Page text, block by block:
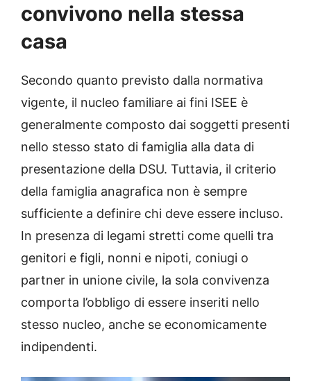
convivono nella stessa
casa
Secondo quanto previsto dalla normativa
vigente, il nucleo familiare ai fini ISEE è
generalmente composto dai soggetti presenti
nello stesso stato di famiglia alla data di
presentazione della DSU. Tuttavia, il criterio
della famiglia anagrafica non è sempre
sufficiente a definire chi deve essere incluso.
In presenza di legami stretti come quelli tra
genitori e figli, nonni e nipoti, coniugi o
partner in unione civile, la sola convivenza
comporta l’obbligo di essere inseriti nello
stesso nucleo, anche se economicamente
indipendenti.